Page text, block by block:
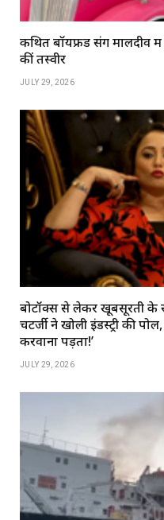
कथित बॉयफ्रेंड संग मालदीव में
कीं तस्वीरें
JULY 29, 2026
बोटॉक्स से लेकर खूबसूरती के
चटर्जी ने खोली इंडस्ट्री की
करवाना पड़ता!’
JULY 29, 2026